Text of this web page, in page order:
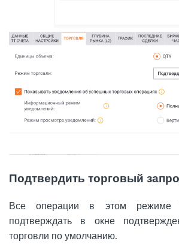
Подтвердить торговый
Все операции в этом режиме
подтверждать в окне
торговли по умолчанию.